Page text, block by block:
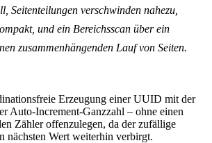
Seitenteilungen verschwinden nahezu,
und ein Bereichsscan über ein
zusammenhängenden Lauf von Seiten.
Erzeugung einer UUID mit der
Auto-Increment-Ganzzahl – ohne einen
Zähler offenzulegen, da der zufällige
nächsten Wert weiterhin verbirgt.